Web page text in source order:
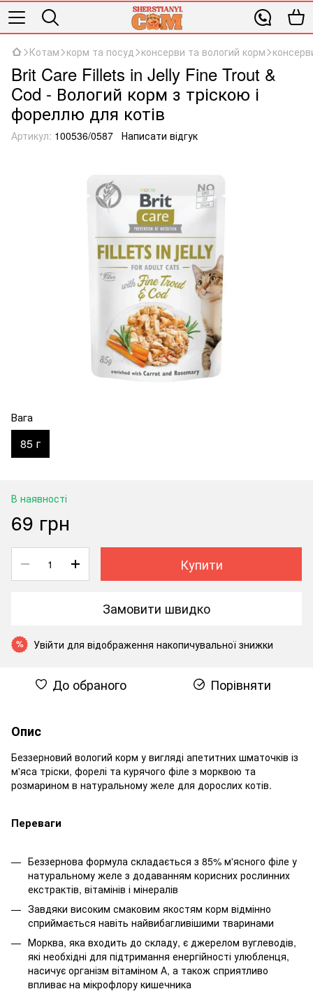
Котам корм та посуд консерви та вологий корм
Brit Care Fillets in Jelly Fine Trout &
Cod - Вологий корм з тріскою і
фореллю для котів
Артикул: 100536/0587 Написати відгук
Вага
85 г
В наявності
69 грн
Купити
Замовити швидко
% Увійти для відображення накопичувальної знижки
До обраного Порівняти
Опис
Беззерновий вологий корм у вигляді апетитних шматочків із
м'яса тріски, форелі та курячого філе з морквою та
розмарином в натуральному желе для дорослих котів.
Переваги
Беззернова формула складається з 85% м'ясного філе у
натуральному желе з додаванням корисних рослинних
екстрактів, вітамінів і мінералів
Завдяки високим смаковим якостям корм відмінно
сприймається навіть найвибагливішими тваринами
Морква, яка входить до складу, є джерелом вуглеводів,
які необхідні для підтримання енергійності улюбленця,
насичує організм вітаміном А, а також сприятливо
впливає на мікрофлору кишечника